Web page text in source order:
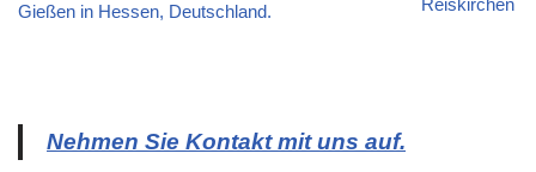
Gießen in Hessen, Deutschland.
Nehmen Sie Kontakt mit uns auf.